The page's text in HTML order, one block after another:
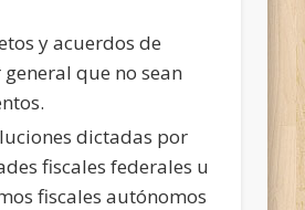
y acuerdos de
que no sean
dictadas por
fiscales federales u
fiscales autónomos